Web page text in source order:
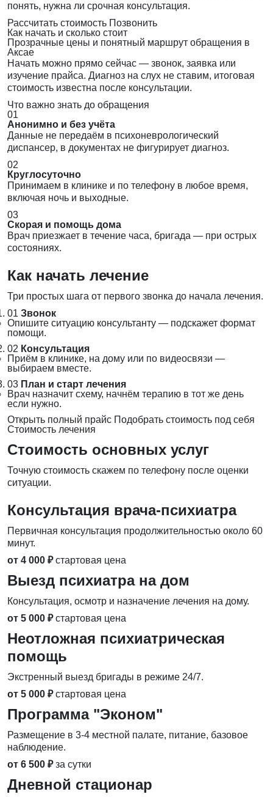
понять, нужна ли срочная консультация.
Рассчитать стоимость Позвонить
Как начать и сколько стоит
Прозрачные цены и понятный маршрут обращения в
Аксае
Начать можно прямо сейчас — звонок, заявка или
изучение прайса. Диагноз на слух не ставим, итоговая
стоимость известна после консультации.
Что важно знать до обращения
01
Анонимно и без учёта
Данные не передаём в психоневрологический
диспансер, в документах не фигурирует диагноз.
02
Круглосуточно
Принимаем в клинике и по телефону в любое время,
включая ночь и выходные.
03
Скорая и помощь дома
Врач приезжает в течение часа, бригада — при острых
состояниях.
Как начать лечение
Три простых шага от первого звонка до начала лечения.
01 Звонок
Опишите ситуацию консультанту — подскажет формат
помощи.
02 Консультация
Приём в клинике, на дому или по видеосвязи —
выбираем вместе.
03 План и старт лечения
Врач назначит схему, начнём терапию в тот же день
если нужно.
Открыть полный прайс Подобрать стоимость под себя
Стоимость лечения
Стоимость основных услуг
Точную стоимость скажем по телефону после оценки
ситуации.
Консультация врача-психиатра
Первичная консультация продолжительностью около 60
минут.
от 4 000 ₽ стартовая цена
Выезд психиатра на дом
Консультация, осмотр и назначение лечения на дому.
от 5 000 ₽ стартовая цена
Неотложная психиатрическая
помощь
Экстренный выезд бригады в режиме 24/7.
от 5 000 ₽ стартовая цена
Программа "Эконом"
Размещение в 3-4 местной палате, питание, базовое
наблюдение.
от 6 500 ₽ за сутки
Дневной стационар